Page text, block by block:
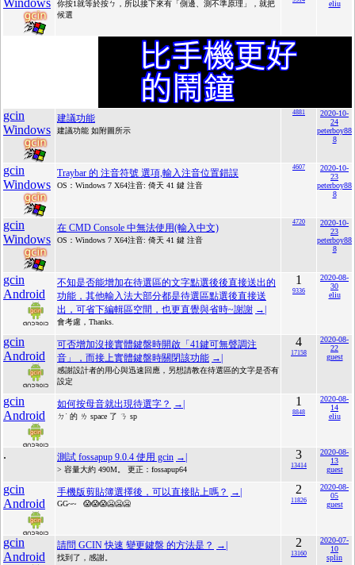
Windows
你按1就等於按ㄅ，所以接下來有「側邊、測不準原理」，就把
候選
eliu
gcin
Windows
建議功能
建議功能 如附圖所示
4881
2020-10-
24
peterboy88
8
gcin
Windows
Traybar 的 注音符號 選項,輸入注音位置錯誤
OS：Windows 7 X64注音: 倚天 41 鍵 注音
4607
2020-10-
23
peterboy88
8
gcin
Windows
在 CMD Console 中無法使用(輸入中文)
OS：Windows 7 X64注音: 倚天 41 鍵 注音
4720
2020-10-
23
peterboy88
8
gcin
Android
不知是否能增加在待選區的文字點選後後直接送出的
功能，其他輸入法大部分都是待選區點選後直接送
出，可省下編輯區空間，也更直覺與省時~謝謝 →|
會考慮，Thanks.
1
9336
2020-08-
30
eliu
gcin
Android
可否增加沒接實體鍵盤時開啟「41鍵可無聲調注
音」，而接上實體鍵盤時關閉該功能 →|
感謝設計者的用心與迅速回應，另想請教在待選區的文字是否有
設定
4
17158
2020-08-
22
guest
gcin
Android
如何按母音就出現待選字？ →|
ㄉ˙ 的 ㄌ space 了 ㄋ sp
1
8848
2020-08-
14
eliu
. 測試 fossapup 9.0.4 使用 gcin →|
> 容量大約 490M。 更正：fossapup64
3
13414
2020-08-
13
guest
gcin
Android
手機版剪貼簿選擇後，可以直接貼上嗎？ →|
GG~~ 😱😱😱🥶🥶🥶
2
11826
2020-08-
05
guest
gcin
Android
請問 GCIN 快速 變更鍵盤 的方法是？ →|
找到了，感謝。
2
13160
2020-07-
10
splin